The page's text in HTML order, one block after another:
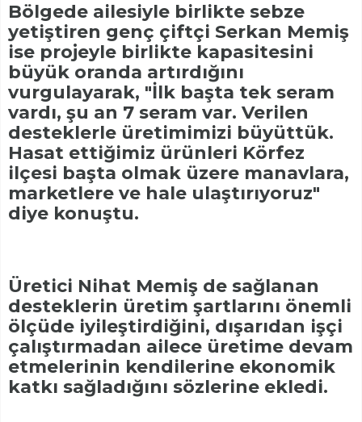
Bölgede ailesiyle birlikte sebze
yetiştiren genç çiftçi Serkan Memiş
ise projeyle birlikte kapasitesini
büyük oranda artırdığını
vurgulayarak, "İlk başta tek seram
vardı, şu an 7 seram var. Verilen
desteklerle üretimimizi büyüttük.
Hasat ettiğimiz ürünleri Körfez
ilçesi başta olmak üzere manavlara,
marketlere ve hale ulaştırıyoruz"
diye konuştu.
Üretici Nihat Memiş de sağlanan
desteklerin üretim şartlarını önemli
ölçüde iyileştirdiğini, dışarıdan işçi
çalıştırmadan ailece üretime devam
etmelerinin kendilerine ekonomik
katkı sağladığını sözlerine ekledi.